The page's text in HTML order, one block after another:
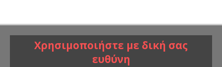
Χρησιμοποιήστε με δική σας
ευθύνη